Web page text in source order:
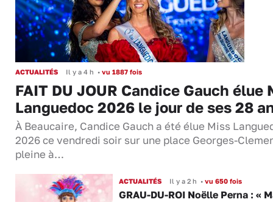
ACTUALITÉS Il y a 4 h • vu 1887 fois
FAIT DU JOUR Candice Gauch élue
Languedoc 2026 le jour de ses 28
À Beaucaire, Candice Gauch a été élue Miss
2026 ce vendredi soir sur une place Georges-
pleine à…
ACTUALITÉS Il y a 2 h •vu 650 fois
GRAU-DU-ROI Noëlle Perna : «